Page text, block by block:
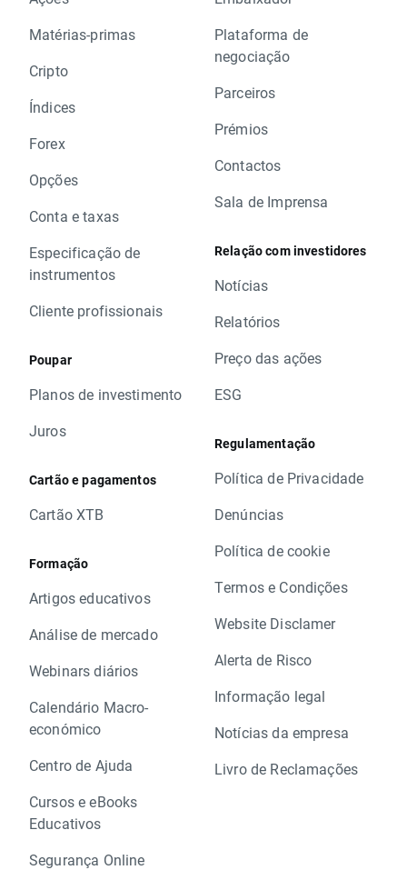
Matérias-primas
Cripto
Índices
Forex
Opções
Conta e taxas
Especificação de
instrumentos
Cliente profissionais
Poupar
Planos de investimento
Juros
Cartão e pagamentos
Cartão XTB
Formação
Artigos educativos
Análise de mercado
Webinars diários
Calendário Macro-
económico
Centro de Ajuda
Cursos e eBooks
Educativos
Segurança Online
Plataforma de
negociação
Parceiros
Prémios
Contactos
Sala de Imprensa
Relação com investidores
Notícias
Relatórios
Preço das ações
ESG
Regulamentação
Política de Privacidade
Denúncias
Política de cookie
Termos e Condições
Website Disclamer
Alerta de Risco
Informação legal
Notícias da empresa
Livro de Reclamações